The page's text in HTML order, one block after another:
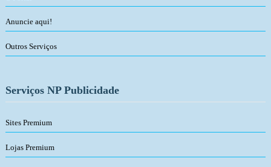
Anuncie aqui!
Outros Serviços
Serviços NP Publicidade
Sites Premium
Lojas Premium